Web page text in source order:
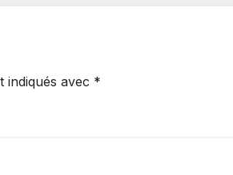
indiqués avec *